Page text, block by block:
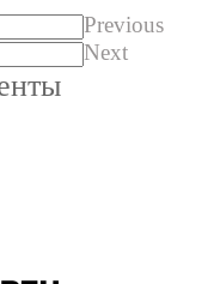
Previous
Next